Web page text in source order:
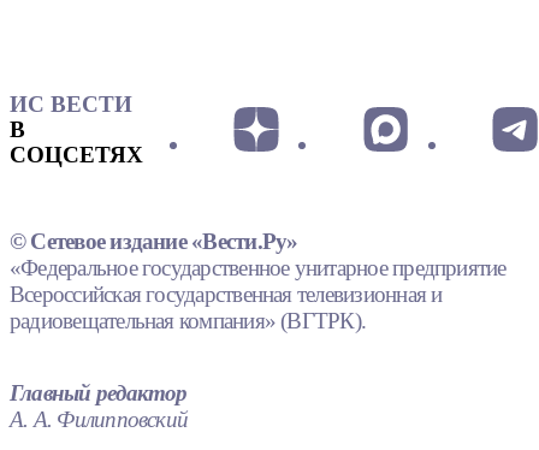
ИС ВЕСТИ
В
СОЦСЕТЯХ
© Сетевое издание «Вести.Ру»
«Федеральное государственное унитарное предприятие
Всероссийская государственная телевизионная и
радиовещательная компания» (ВГТРК).
Главный редактор
А. А. Филипповский